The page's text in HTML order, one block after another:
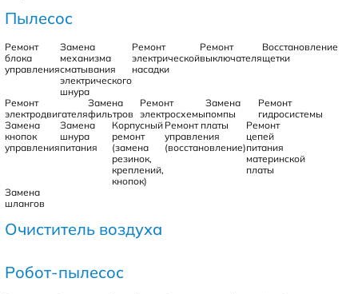
Пылесос
Ремонт
блока
управления
Замена
механизма
сматывания
электрического
шнура
Ремонт
электрической
насадки
Ремонт
выключателя
Восстановление
щетки
Ремонт
электродвигателя
Замена
фильтров
Ремонт
электросхемы
Замена
помпы
Ремонт
гидросистемы
Замена
кнопок
управления
Замена
шнура
питания
Корпусный
ремонт
(замена
резинок,
креплений,
кнопок)
Ремонт платы
управления
(восстановление)
Ремонт
цепей
питания
материнской
платы
Замена
шлангов
Очиститель воздуха
Робот-пылесос